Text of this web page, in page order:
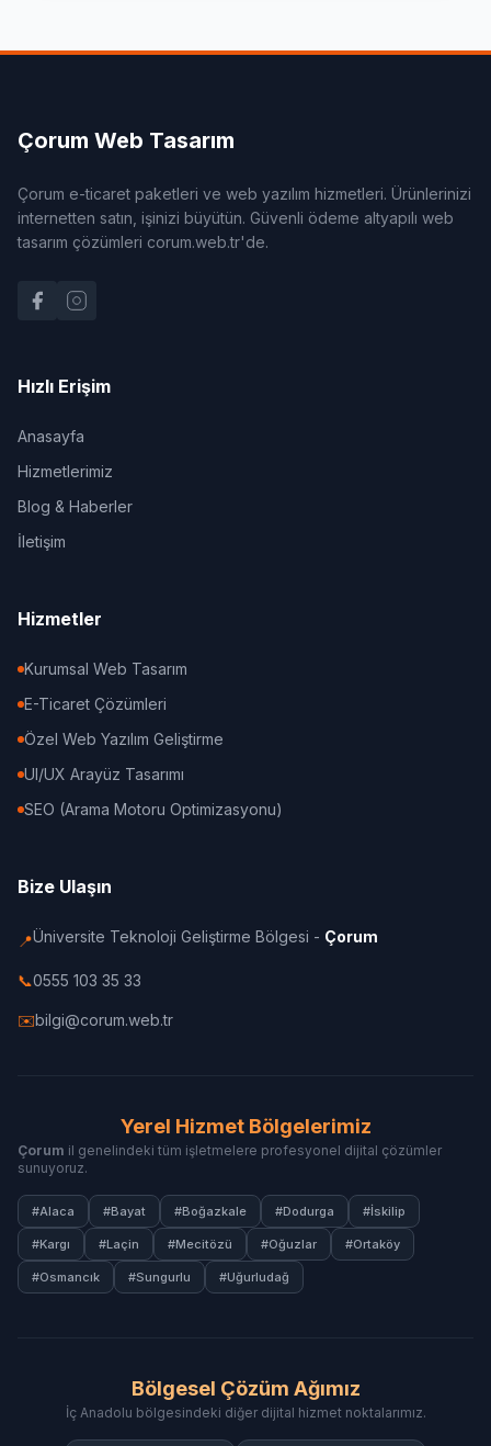
Çorum Web Tasarım
Çorum e-ticaret paketleri ve web yazılım hizmetleri. Ürünlerinizi
internetten satın, işinizi büyütün. Güvenli ödeme altyapılı web
tasarım çözümleri corum.web.tr'de.
Hızlı Erişim
Anasayfa
Hizmetlerimiz
Blog & Haberler
İletişim
Hizmetler
Kurumsal Web Tasarım
E-Ticaret Çözümleri
Özel Web Yazılım Geliştirme
UI/UX Arayüz Tasarımı
SEO (Arama Motoru Optimizasyonu)
Bize Ulaşın
📍Üniversite Teknoloji Geliştirme Bölgesi - Çorum
📞0555 103 35 33
✉️bilgi@corum.web.tr
Yerel Hizmet Bölgelerimiz
Çorum il genelindeki tüm işletmelere profesyonel dijital çözümler
sunuyoruz.
#Alaca #Bayat #Boğazkale #Dodurga #İskilip
#Kargı #Laçin #Mecitözü #Oğuzlar #Ortaköy
#Osmancık #Sungurlu #Uğurludağ
Bölgesel Çözüm Ağımız
İç Anadolu bölgesindeki diğer dijital hizmet noktalarımız.